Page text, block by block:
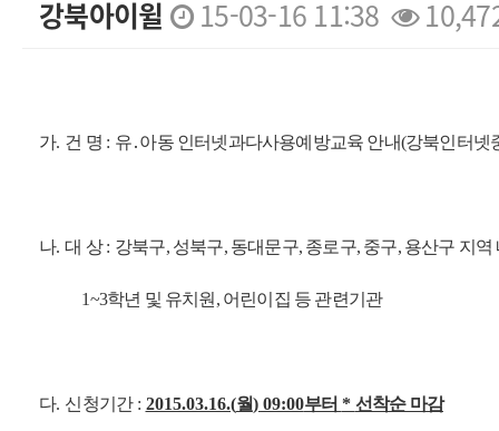
강북아이윌 15-03-16 11:38
가. 건 명 : 유․아동 인터넷과다사용예방교육 안내(강북인터넷
나.대 상: 강북구, 성북구, 동대문구, 종로구, 중구, 용산구 지역
1~3학년 및 유치원 , 어린이집 등 관련기관
다. 신청기간 : 2015.03.16.(월) 09:00부터 * 선착순 마감